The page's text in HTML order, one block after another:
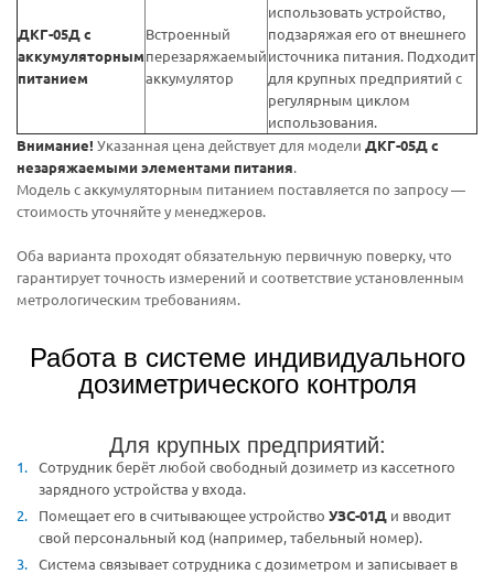
ДКГ-05Д с
аккумуляторным
питанием
Встроенный
перезаряжаемый
аккумулятор
использовать устройство,
подзаряжая его от внешнего
источника питания. Подходит
для крупных предприятий с
регулярным циклом
использования.
Внимание! Указанная цена действует для модели ДКГ-05Д с
незаряжаемыми элементами питания.
Модель с аккумуляторным питанием поставляется по запросу —
стоимость уточняйте у менеджеров.
Оба варианта проходят обязательную первичную поверку, что
гарантирует точность измерений и соответствие установленным
метрологическим требованиям.
Работа в системе индивидуального
дозиметрического контроля
Для крупных предприятий:
Сотрудник берёт любой свободный дозиметр из кассетного
зарядного устройства у входа.
Помещает его в считывающее устройство УЗС-01Д и вводит
свой персональный код (например, табельный номер).
Система связывает сотрудника с дозиметром и записывает в